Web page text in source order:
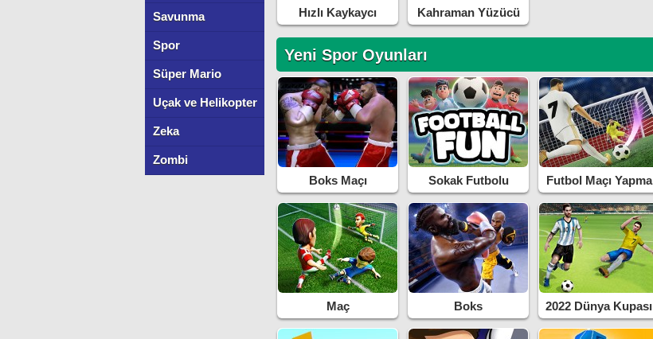
Savunma
Spor
Süper Mario
Uçak ve Helikopter
Zeka
Zombi
Hızlı Kaykaycı Kahraman Yüzücü
Yeni Spor Oyunları
Boks Maçı Sokak Futbolu Futbol Maçı Yapma
Maç Boks 2022 Dünya Kupası